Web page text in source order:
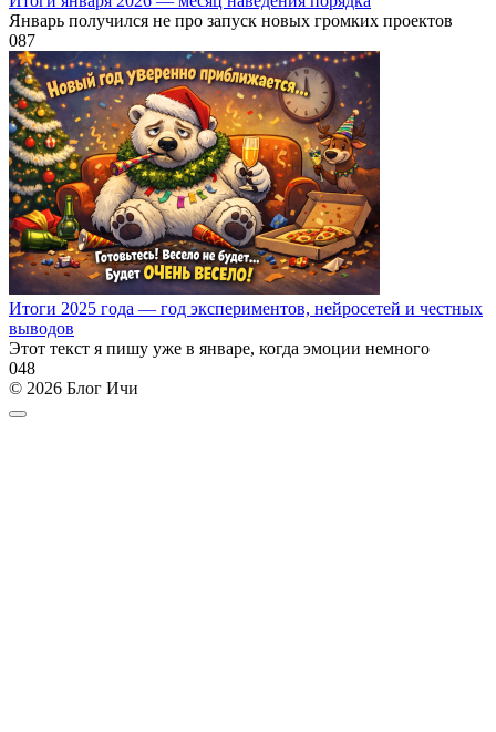
Январь получился не про запуск новых громких проектов
087
Итоги 2025 года — год экспериментов, нейросетей и честных
выводов
Этот текст я пишу уже в январе, когда эмоции немного
048
© 2026 Блог Ичи